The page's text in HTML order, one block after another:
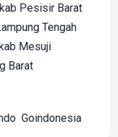
Pesisir Barat
Tengah
Mesuji
Barat
Goindonesia